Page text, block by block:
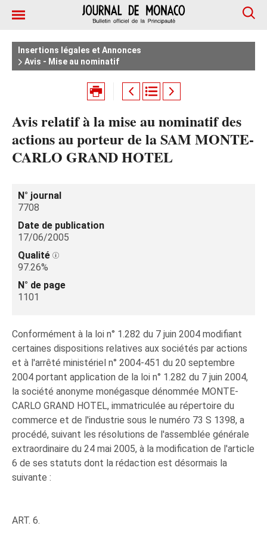
Insertions légales et Annonces
Avis - Mise au nominatif
Avis relatif à la mise au nominatif des
actions au porteur de la SAM MONTE-
CARLO GRAND HOTEL
N° journal
7708
Date de publication
17/06/2005
Qualité
97.26%
N° de page
1101
Conformément à la loi n° 1.282 du 7 juin 2004 modifiant
certaines dispositions relatives aux sociétés par actions
et à l'arrêté ministériel n° 2004-451 du 20 septembre
2004 portant application de la loi n° 1.282 du 7 juin 2004,
la société anonyme monégasque dénommée MONTE-
CARLO GRAND HOTEL, immatriculée au répertoire du
commerce et de l'industrie sous le numéro 73 S 1398, a
procédé, suivant les résolutions de l'assemblée générale
extraordinaire du 24 mai 2005, à la modification de l'article
6 de ses statuts dont la rédaction est désormais la
suivante :
ART. 6.